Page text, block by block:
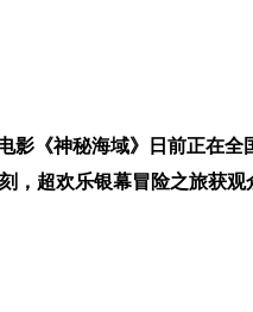
《神秘海域》日前正在
，超欢乐银幕冒险之旅获